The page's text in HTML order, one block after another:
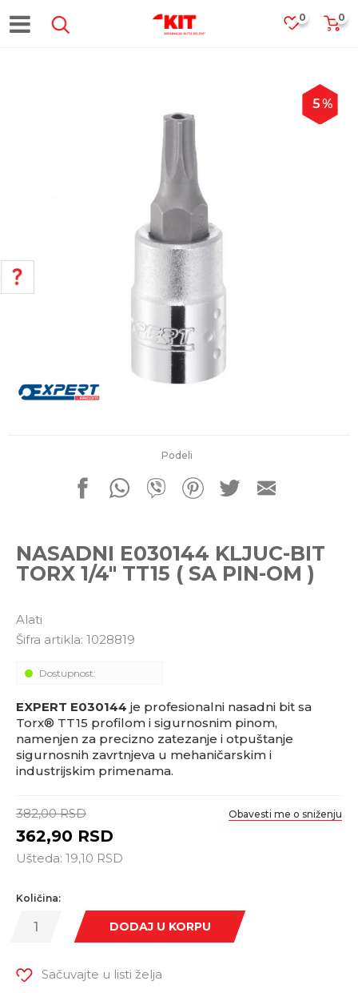
0
0
5%
Podeli
NASADNI E030144 KLJUC-BIT
TORX 1/4" TT15 ( SA PIN-OM )
Alati
Šifra artikla: 1028819
Dostupnost:
EXPERT E030144 je profesionalni nasadni bit sa
Torx® TT15 profilom i sigurnosnim pinom,
namenjen za precizno zatezanje i otpuštanje
sigurnosnih zavrtnjeva u mehaničarskim i
industrijskim primenama.
382,00 RSD
362,90 RSD
Ušteda: 19,10 RSD
Obavesti me o sniženju
Količina:
DODAJ U KORPU
Sačuvajte u listi želja
Za više informacija, pomoć i
011 4427900
Pišite nam
office@kitcommerce.rs